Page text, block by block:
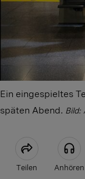
Ein eingespieltes
späten Abend. Bild:
Teilen Anhören